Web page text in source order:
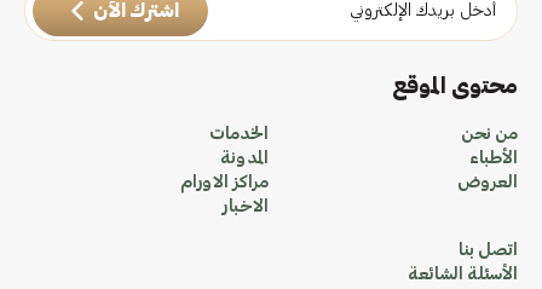
اشترك الآن
محتوى الموقع
من نحن
الأطباء
العروض
الخدمات
المدونة
مراكز الاورام
الاخبار
اتصل بنا
الأسئلة الشائعة